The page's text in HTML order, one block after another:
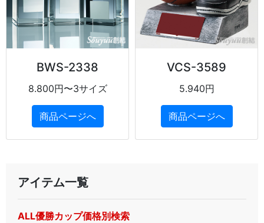
BWS-2338
8.800円〜3サイズ
商品ページへ
VCS-3589
5.940円
商品ページへ
アイテム一覧
ALL優勝カップ価格別検索